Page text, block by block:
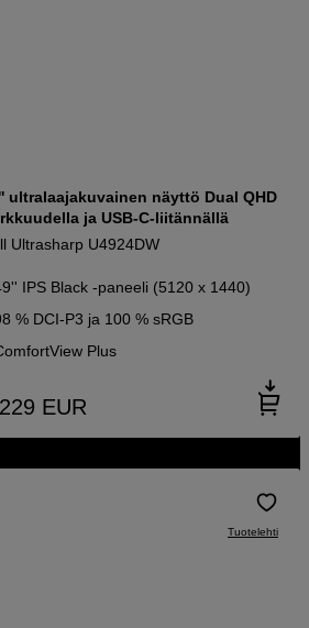
ultralaajakuvainen näyttö Dual QHD
ja USB-C-liitännällä
Ultrasharp U4924DW
IPS Black -paneeli (5120 x 1440)
% DCI-P3 ja 100 % sRGB
Plus
EUR
Tuotelehti